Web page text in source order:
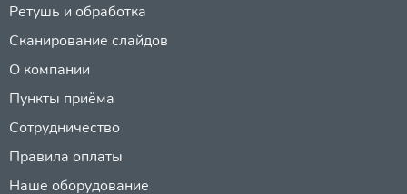
Ретушь и обработка
Сканирование слайдов
О компании
Пункты приёма
Сотрудничество
Правила оплаты
Наше оборудование